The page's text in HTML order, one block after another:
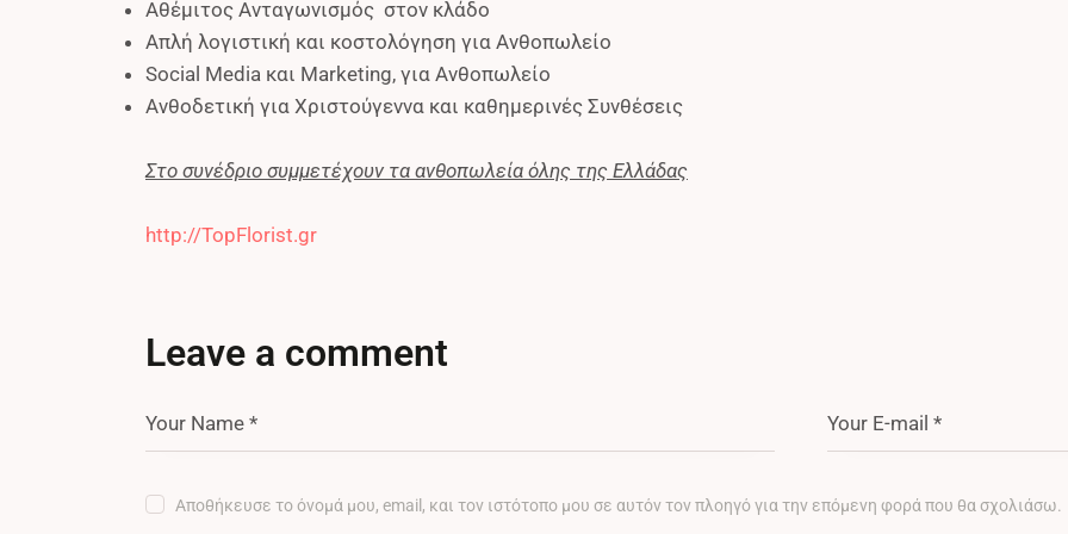
Αθέμιτος Ανταγωνισμός στον κλάδο
Απλή λογιστική και κοστολόγηση για Ανθοπωλείο
Social Media και Marketing, για Ανθοπωλείο
Ανθοδετική για Χριστούγεννα και καθημερινές Συνθέσεις
Στο συνέδριο συμμετέχουν τα ανθοπωλεία όλης της Ελλάδας
http://TopFlorist.gr
Leave a comment
Αποθήκευσε το όνομά μου, email, και τον ιστότοπο μου σε αυτόν τον πλοηγό για την επόμενη φορά που θα σχολιάσω.